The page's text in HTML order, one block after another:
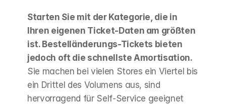
Starten Sie mit der Kategorie, die in
Ihren eigenen Ticket-Daten am größten
ist. Bestelländerungs-Tickets bieten
jedoch oft die schnellste Amortisation.
Sie machen bei vielen Stores ein Viertel bis
ein Drittel des Volumens aus, sind
hervorragend für Self-Service geeignet